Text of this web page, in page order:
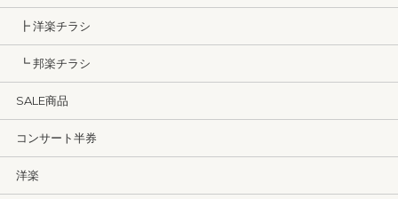
┣ 洋楽チラシ
┗ 邦楽チラシ
SALE商品
コンサート半券
洋楽